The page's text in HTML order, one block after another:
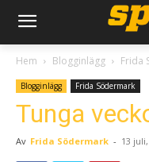
Hem Blogginlägg Frida
Blogginlägg Frida Södermark
Tunga
Av Frida Södermark - 13